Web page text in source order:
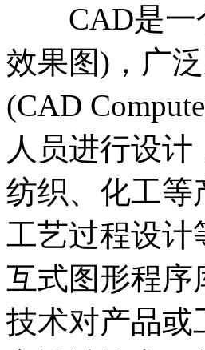
CAD是一个
效果图)，广
(CAD
人员进行设
纺织、化工等
工艺过程设计
互式图形程序
技术对产品或